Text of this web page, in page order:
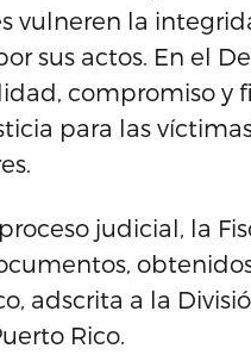
vulneren la
sus actos. En el
compromiso y
para las
judicial, la
adscrita a la
Rico.